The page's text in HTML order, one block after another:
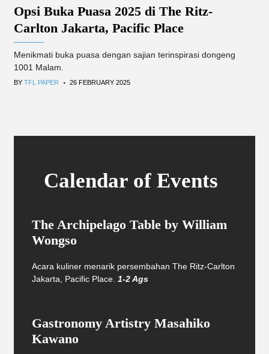
Opsi Buka Puasa 2025 di The Ritz-
Carlton Jakarta, Pacific Place
Menikmati buka puasa dengan sajian terinspirasi dongeng
1001 Malam.
BY TFL PAPER . 26 FEBRUARY 2025
Calendar of Events
The Archipelago Table by William
Wongso
Acara kuliner menarik persembahan The Ritz-Carlton
Jakarta, Pacific Place. 1-2 Ags
Gastronomy Artistry Masahiko
Kawano